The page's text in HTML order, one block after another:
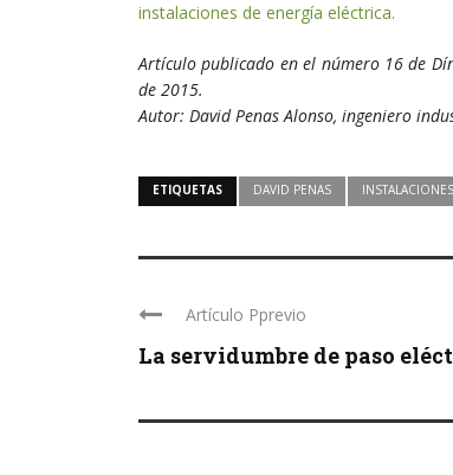
instalaciones de energía eléctrica.
Artículo publicado en el número 16 de
de 2015.
Autor: David Penas Alonso, ingeniero
ETIQUETAS DAVID PENAS INSTALACIONES
Artículo Pprevio
La servidumbre de paso